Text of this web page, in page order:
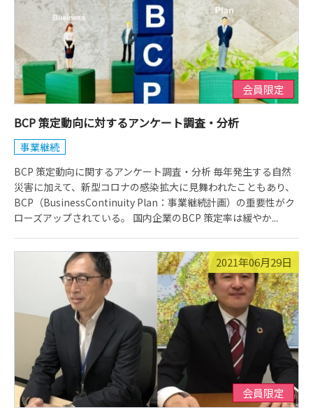
会員限定
BCP 策定動向に対するアンケート調査・分析
事業継続
BCP 策定動向に関するアンケート調査・分析 毎年発生する自然
災害に加えて、新型コロナの感染拡大に見舞われたこともあり、
BCP（BusinessContinuity Plan：事業継続計画）の重要性がク
ローズアップされている。 国内企業のBCP 策定率は緩やか...
2021年06月29日
会員限定